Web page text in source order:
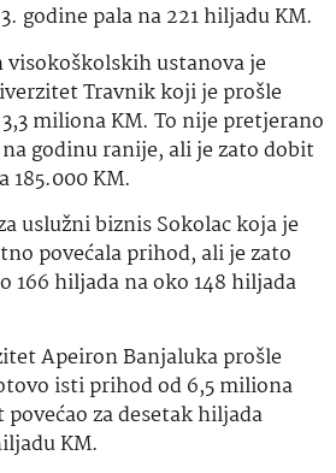
godine pala na 221 hiljadu KM.
ustanova je
Travnik koji je prošle
miliona KM. To nije pretjerano
godinu ranije, ali je zato dobit
185.000 KM.
uslužni biznis Sokolac koja je
povećala prihod, ali je zato
166 hiljada na oko 148 hiljada
Apeiron Banjaluka prošle
isti prihod od 6,5 miliona
za desetak hiljada
KM.